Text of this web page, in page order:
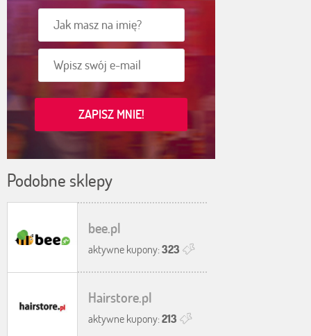
Podobne sklepy
bee.pl
aktywne kupony:323
Hairstore.pl
aktywne kupony:213